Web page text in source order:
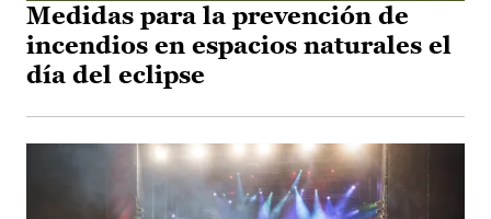
Medidas para la prevención de
incendios en espacios naturales el
día del eclipse